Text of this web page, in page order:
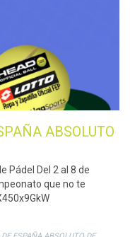
ABSOLUTO
Pádel Del 2 al 8 de
que no te